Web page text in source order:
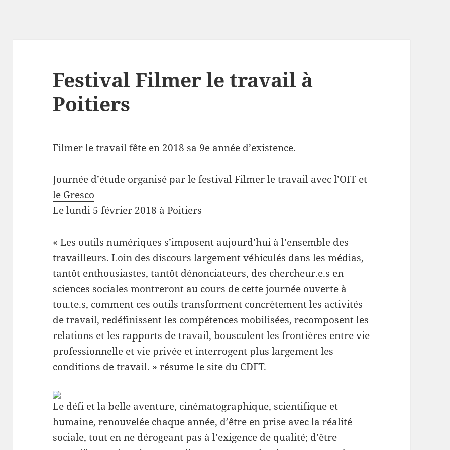
Festival Filmer le travail à
Poitiers
Filmer le travail fête en 2018 sa 9e année d’existence.
Journée d’étude organisé par le festival Filmer le travail avec l’OIT et
le Gresco
Le lundi 5 février 2018 à Poitiers
« Les outils numériques s’imposent aujourd’hui à l’ensemble des
travailleurs. Loin des discours largement véhiculés dans les médias,
tantôt enthousiastes, tantôt dénonciateurs, des chercheur.e.s en
sciences sociales montreront au cours de cette journée ouverte à
tou.te.s, comment ces outils transforment concrètement les activités
de travail, redéfinissent les compétences mobilisées, recomposent les
relations et les rapports de travail, bousculent les frontières entre vie
professionnelle et vie privée et interrogent plus largement les
conditions de travail. » résume le site du CDFT.
Le défi et la belle aventure, cinématographique, scientifique et
humaine, renouvelée chaque année, d’être en prise avec la réalité
sociale, tout en ne dérogeant pas à l’exigence de qualité; d’être